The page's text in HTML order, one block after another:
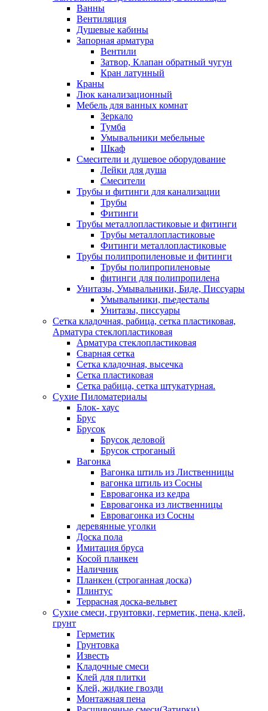
Ванны
Вентиляция
Душевые кабины
Запорная арматура
Вентили
Затвор, Клапан обратный чугун
Кран латунный
Краны
Люк канализационный
Мебель для ванных комнат
Зеркало
Тумба
Умывальники мебельные
Шкаф
Смесители и душевое оборудование
Лейки для душа
Смесители
Трубы и фитинги для канализации
Трубы
Фитинги
Трубы металлопластиковые и фитинги
Трубы металлопластиковые
Фитинги металлопластиковые
Трубы полипропиленовые и фитинги
Трубы полипропиленовые
фитинги для полипропилена
Унитазы, Умывальники, Биде, Писсуары
Умывальники, пьедесталы
Унитазы, писсуары
Сетка кладочная, рабица, сетка пластиковая,
Арматура стеклопластиковая
Арматура стеклопластиковая
Сварная сетка
Сетка кладочная, высечка
Сетка пластиковая
Сетка рабица, сетка штукатурная.
Сухие Пиломатериалы
Блок- хаус
Брус
Брусок
Брусок деловой
Брусок строганый
Вагонка
Вагонка штиль из Лиственницы
вагонка штиль из Сосны
Евровагонка из кедра
Евровагонка из лиственницы
Евровагонка из Сосны
деревянные уголки
Доска пола
Имитация бруса
Косой планкен
Наличник
Планкен (строганная доска)
Плинтус
Террасная доска-вельвет
Сухие смеси, грунтовки, герметик, пена, клей,
грунт
Герметик
Грунтовка
Известь
Кладочные смеси
Клей для плитки
Клей, жидкие гвозди
Монтажная пена